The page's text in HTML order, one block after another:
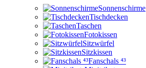
Sonnenschirme
Tischdecken
Taschen
Fotokissen
Sitzwürfel
Sitzkissen
Fanschals ⁴³